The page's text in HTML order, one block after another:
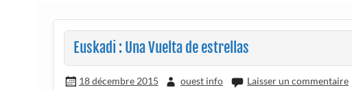
Euskadi : Una Vuelta de estrellas
18 décembre 2015 ouest info Laisser un commentaire